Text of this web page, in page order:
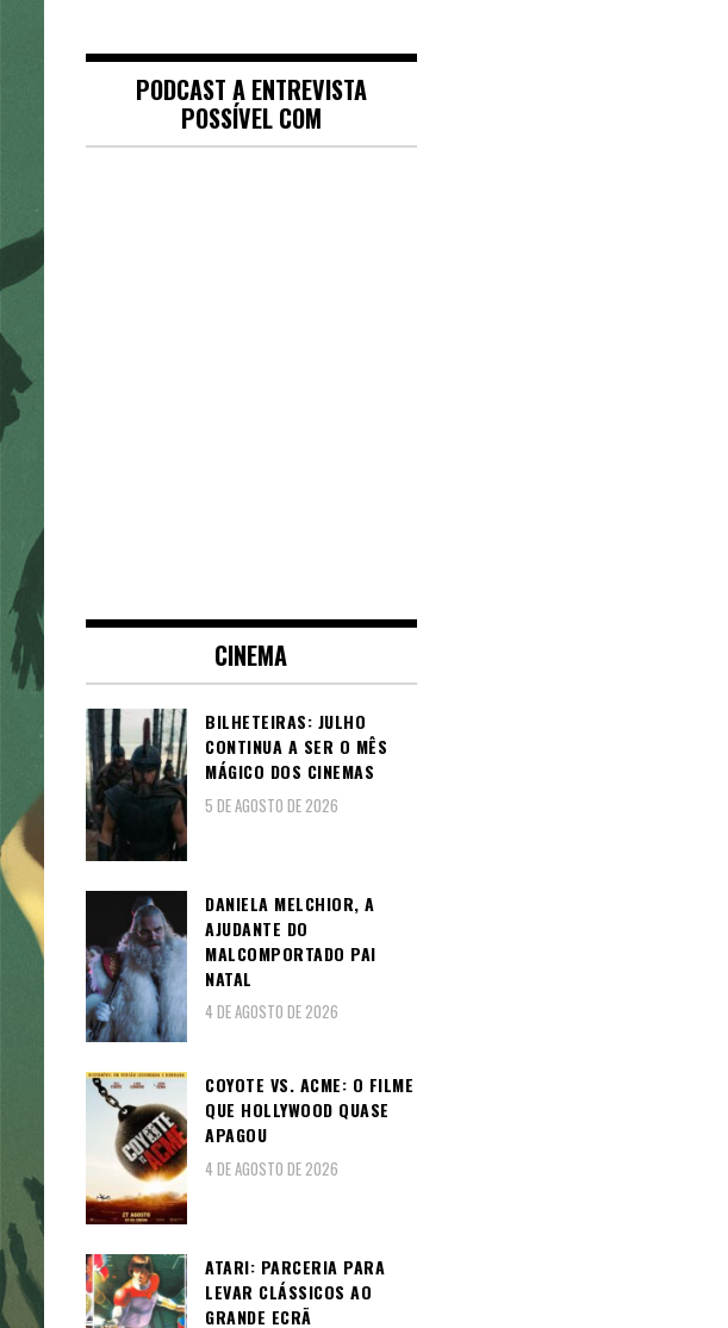
PODCAST A ENTREVISTA
POSSÍVEL COM
CINEMA
BILHETEIRAS: JULHO
CONTINUA A SER O MÊS
MÁGICO DOS CINEMAS
5 DE AGOSTO DE 2026
DANIELA MELCHIOR, A
AJUDANTE DO
MALCOMPORTADO PAI
NATAL
4 DE AGOSTO DE 2026
COYOTE VS. ACME: O FILME
QUE HOLLYWOOD QUASE
APAGOU
4 DE AGOSTO DE 2026
ATARI: PARCERIA PARA
LEVAR CLÁSSICOS AO
GRANDE ECRÃ